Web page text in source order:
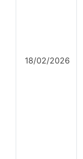
18/02/2026